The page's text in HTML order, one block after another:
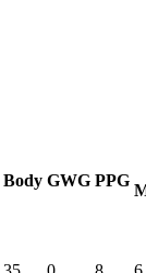
Body GWG PPG